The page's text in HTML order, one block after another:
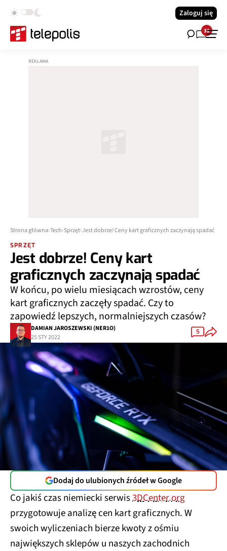
Zaloguj się
32
Strona główna Tech Sprzęt Jest dobrze! Ceny kart graficznych zaczynają spadać
SPRZĘT
Jest dobrze! Ceny kart
graficznych zaczynają spadać
W końcu, po wielu miesiącach wzrostów, ceny
kart graficznych zaczęły spadać. Czy to
zapowiedź lepszych, normalniejszych czasów?
DAMIAN JAROSZEWSKI (NER1O)
25 STY 2022
5
Dodaj do ulubionych źródeł w Google
Co jakiś czas niemiecki serwis3DCenter.org
przygotowuje analizę cen kart graficznych. W
swoich wyliczeniach bierze kwoty z ośmiu
największych sklepów u naszych zachodnich